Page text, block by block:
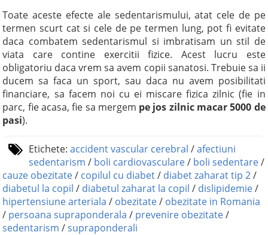
Toate aceste efecte ale sedentarismului, atat cele de pe
termen scurt cat si cele de pe termen lung, pot fi evitate
daca combatem sedentarismul si imbratisam un stil de
viata care contine exercitii fizice. Acest lucru este
obligatoriu daca vrem sa avem copii sanatosi. Trebuie sa ii
ducem sa faca un sport, sau daca nu avem posibilitati
financiare, sa facem noi cu ei miscare fizica zilnic (fie in
parc, fie acasa, fie sa mergem pe jos zilnic macar 5000 de
pasi).
Etichete:accident vascular cerebral /afectiuni
sedentarism / boli cardiovasculare/ boli sedentare/
cauze obezitate/ copilul cu diabet/ diabet zaharat tip 2/
diabetul la copil / diabetul zaharat la copil / dislipidemie/
hipertensiune arteriala / obezitate/ obezitate in Romania
/ persoana supraponderala / prevenire obezitate/
sedentarism /supraponderali